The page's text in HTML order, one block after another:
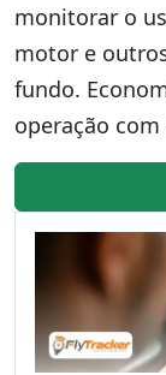
monitorar o
motor e
fundo.
operação